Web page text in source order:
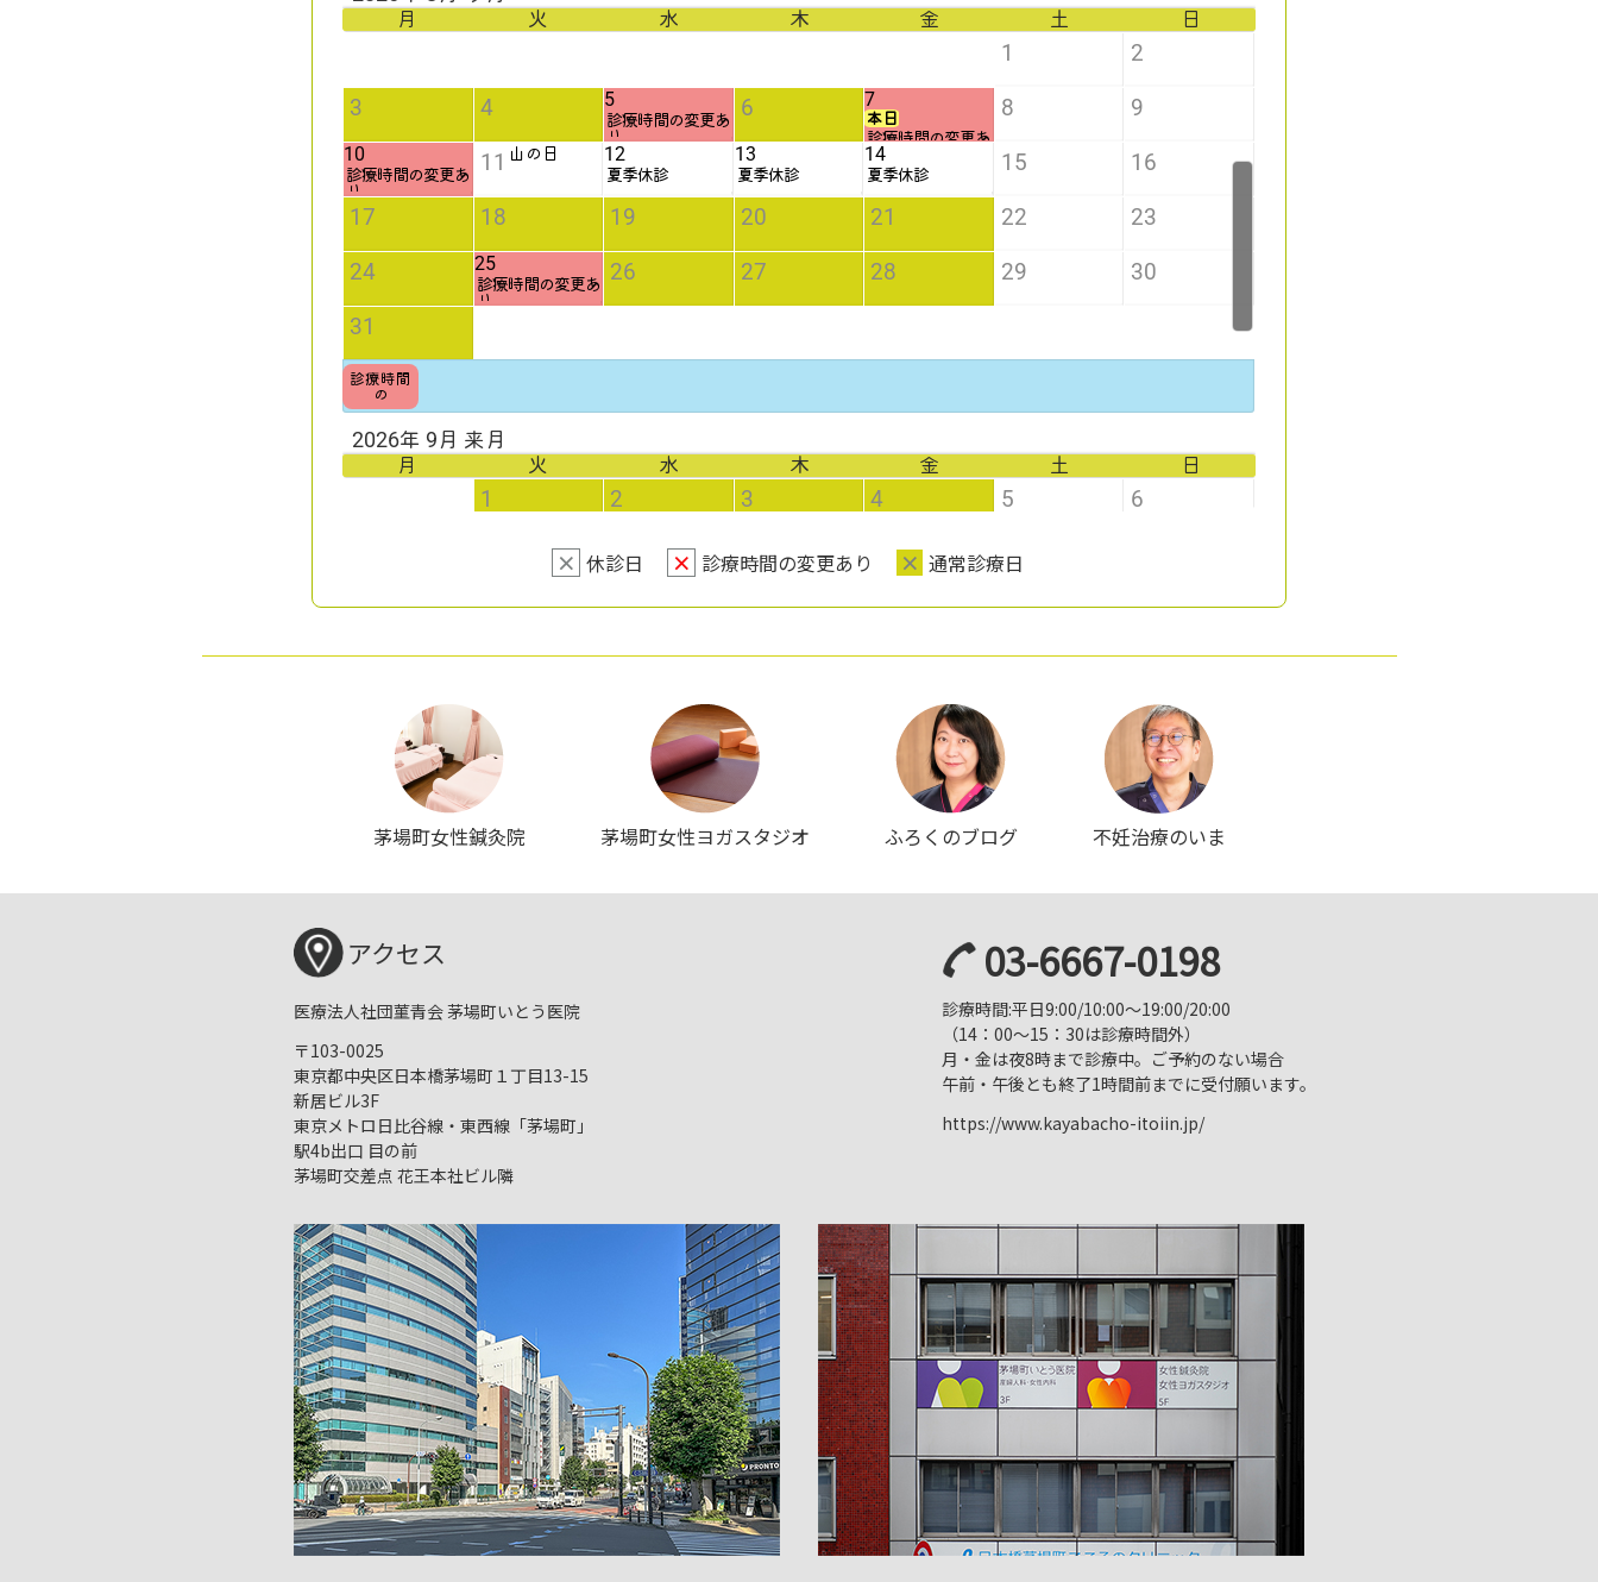
× 休診日 × 診療時間の変更あり × 通常診療日
茅場町女性鍼灸院 茅場町女性ヨガスタジオ ふろくのブログ 不妊治療のいま
アクセス
医療法人社団菫青会 茅場町いとう医院
〒103-0025
東京都中央区日本橋茅場町１丁目13-15
新居ビル3F
東京メトロ日比谷線・東西線「茅場町」
駅4b出口 目の前
茅場町交差点 花王本社ビル隣
03-6667-0198
診療時間:平日9:00/10:00～19:00/20:00
（14：00～15：30は診療時間外）
月・金は夜8時まで診療中。ご予約のない場合
午前・午後とも終了1時間前までに受付願います。
https://www.kayabacho-itoiin.jp/